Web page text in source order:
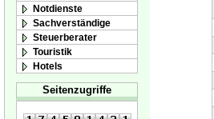
Notdienste
Sachverständige
Steuerberater
Touristik
Hotels
Seitenzugriffe